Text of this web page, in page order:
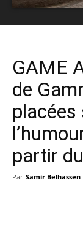
GAME
de
placées
partir
Par Samir Belhassen